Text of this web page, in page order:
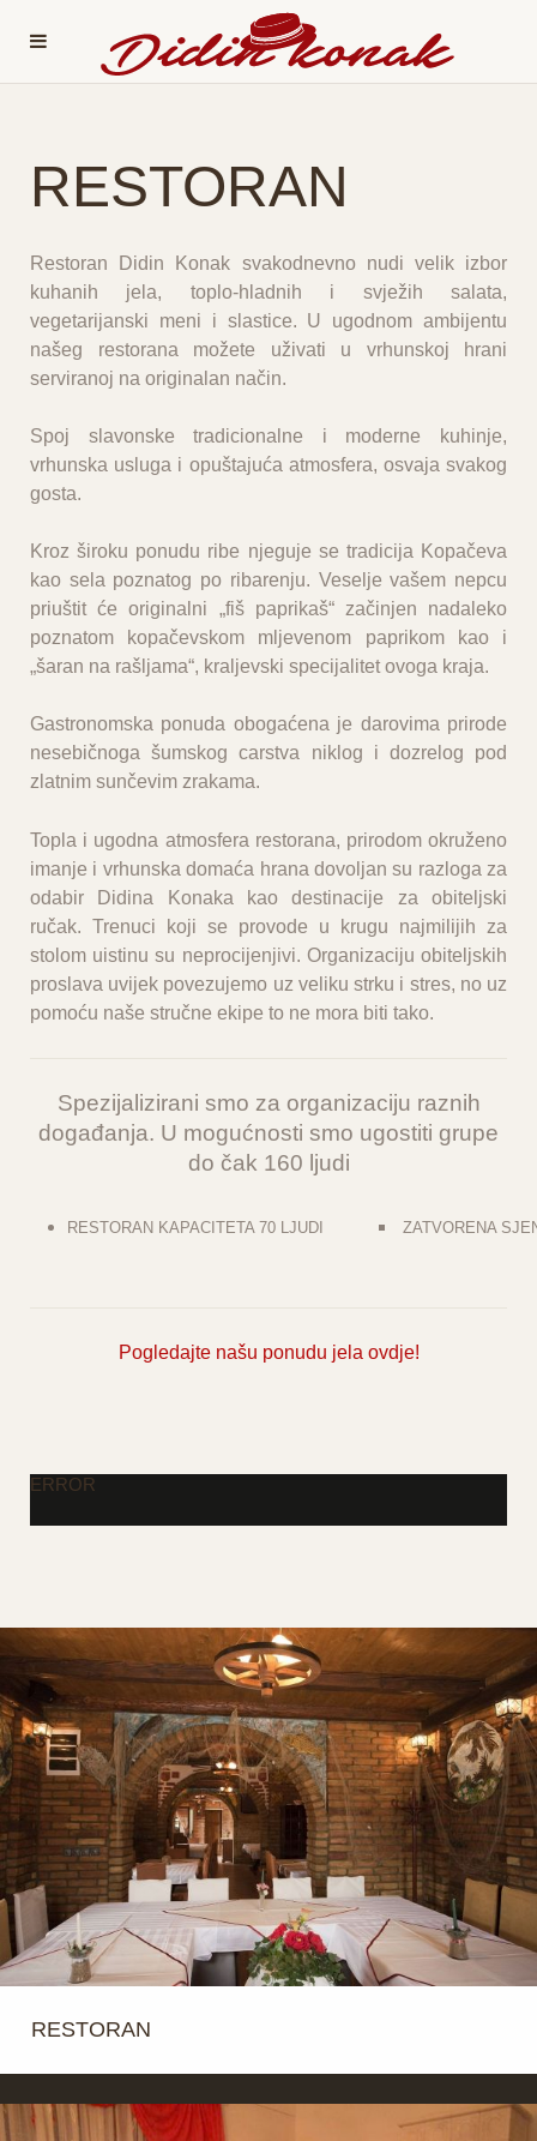
RESTORAN
Restoran Didin Konak svakodnevno nudi velik izbor
kuhanih jela, toplo-hladnih i svježih salata,
vegetarijanski meni i slastice. U ugodnom ambijentu
našeg restorana možete uživati u vrhunskoj hrani
serviranoj na originalan način.
Spoj slavonske tradicionalne i moderne kuhinje,
vrhunska usluga i opuštajuća atmosfera, osvaja svakog
gosta.
Kroz široku ponudu ribe njeguje se tradicija Kopačeva
kao sela poznatog po ribarenju. Veselje vašem nepcu
priuštit će originalni „fiš paprikaš“ začinjen nadaleko
poznatom kopačevskom mljevenom paprikom kao i
„šaran na rašljama“, kraljevski specijalitet ovoga kraja.
Gastronomska ponuda obogaćena je darovima prirode
nesebičnoga šumskog carstva niklog i dozrelog pod
zlatnim sunčevim zrakama.
Topla i ugodna atmosfera restorana, prirodom okruženo
imanje i vrhunska domaća hrana dovoljan su razloga za
odabir Didina Konaka kao destinacije za obiteljski
ručak. Trenuci koji se provode u krugu najmilijih za
stolom uistinu su neprocijenjivi. Organizaciju obiteljskih
proslava uvijek povezujemo uz veliku strku i stres, no uz
pomoću naše stručne ekipe to ne mora biti tako.
Spezijalizirani smo za organizaciju raznih
događanja. U mogućnosti smo ugostiti grupe
do čak 160 ljudi
RESTORAN KAPACITETA 70 LJUDI ZATVORENA
Pogledajte našu ponudu jela ovdje!
ERROR
RESTORAN